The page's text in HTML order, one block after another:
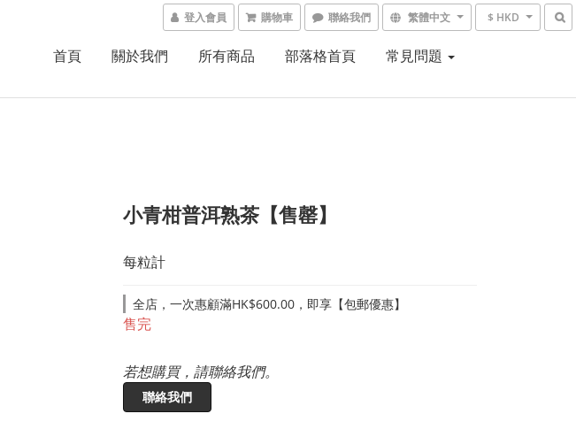
登入會員 購物車 聯絡我們 繁體中文 $ HKD
首頁 關於我們 所有商品 部落格首頁 常見問題
小青柑普洱熟茶【售罄】
每粒計
全店，一次惠顧滿HK$600.00，即享【包郵優惠】
售完
若想購買，請聯絡我們。
聯絡我們